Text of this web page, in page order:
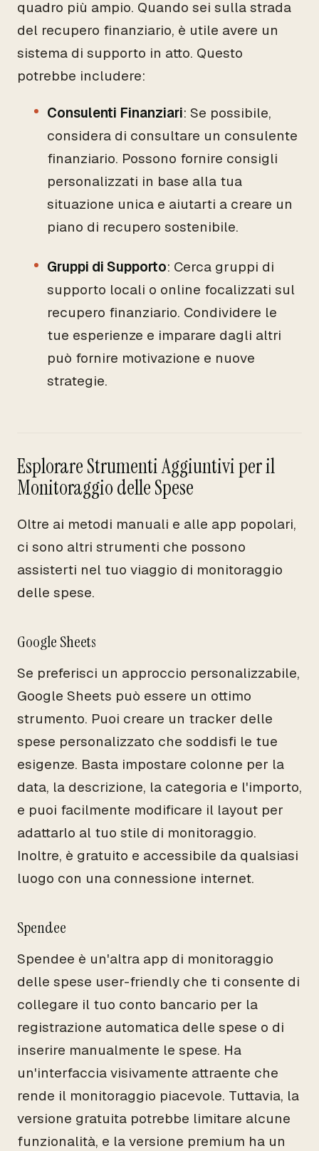
quadro più ampio. Quando sei sulla strada
del recupero finanziario, è utile avere un
sistema di supporto in atto. Questo
potrebbe includere:
Consulenti Finanziari: Se possibile,
considera di consultare un consulente
finanziario. Possono fornire consigli
personalizzati in base alla tua
situazione unica e aiutarti a creare un
piano di recupero sostenibile.
Gruppi di Supporto: Cerca gruppi di
supporto locali o online focalizzati sul
recupero finanziario. Condividere le
tue esperienze e imparare dagli altri
può fornire motivazione e nuove
strategie.
Esplorare Strumenti Aggiuntivi per il
Monitoraggio delle Spese
Oltre ai metodi manuali e alle app popolari,
ci sono altri strumenti che possono
assisterti nel tuo viaggio di monitoraggio
delle spese.
Google Sheets
Se preferisci un approccio personalizzabile,
Google Sheets può essere un ottimo
strumento. Puoi creare un tracker delle
spese personalizzato che soddisfi le tue
esigenze. Basta impostare colonne per la
data, la descrizione, la categoria e l'importo,
e puoi facilmente modificare il layout per
adattarlo al tuo stile di monitoraggio.
Inoltre, è gratuito e accessibile da qualsiasi
luogo con una connessione internet.
Spendee
Spendee è un'altra app di monitoraggio
delle spese user-friendly che ti consente di
collegare il tuo conto bancario per la
registrazione automatica delle spese o di
inserire manualmente le spese. Ha
un'interfaccia visivamente attraente che
rende il monitoraggio piacevole. Tuttavia, la
versione gratuita potrebbe limitare alcune
funzionalità, e la versione premium ha un